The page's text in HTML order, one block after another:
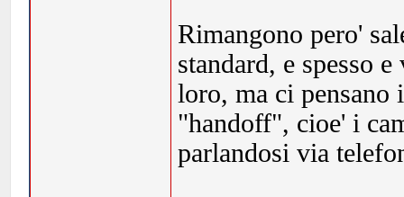
Rimangono pero'
standard, e spesso
loro, ma ci
"handoff", cioe' i
parlandosi via